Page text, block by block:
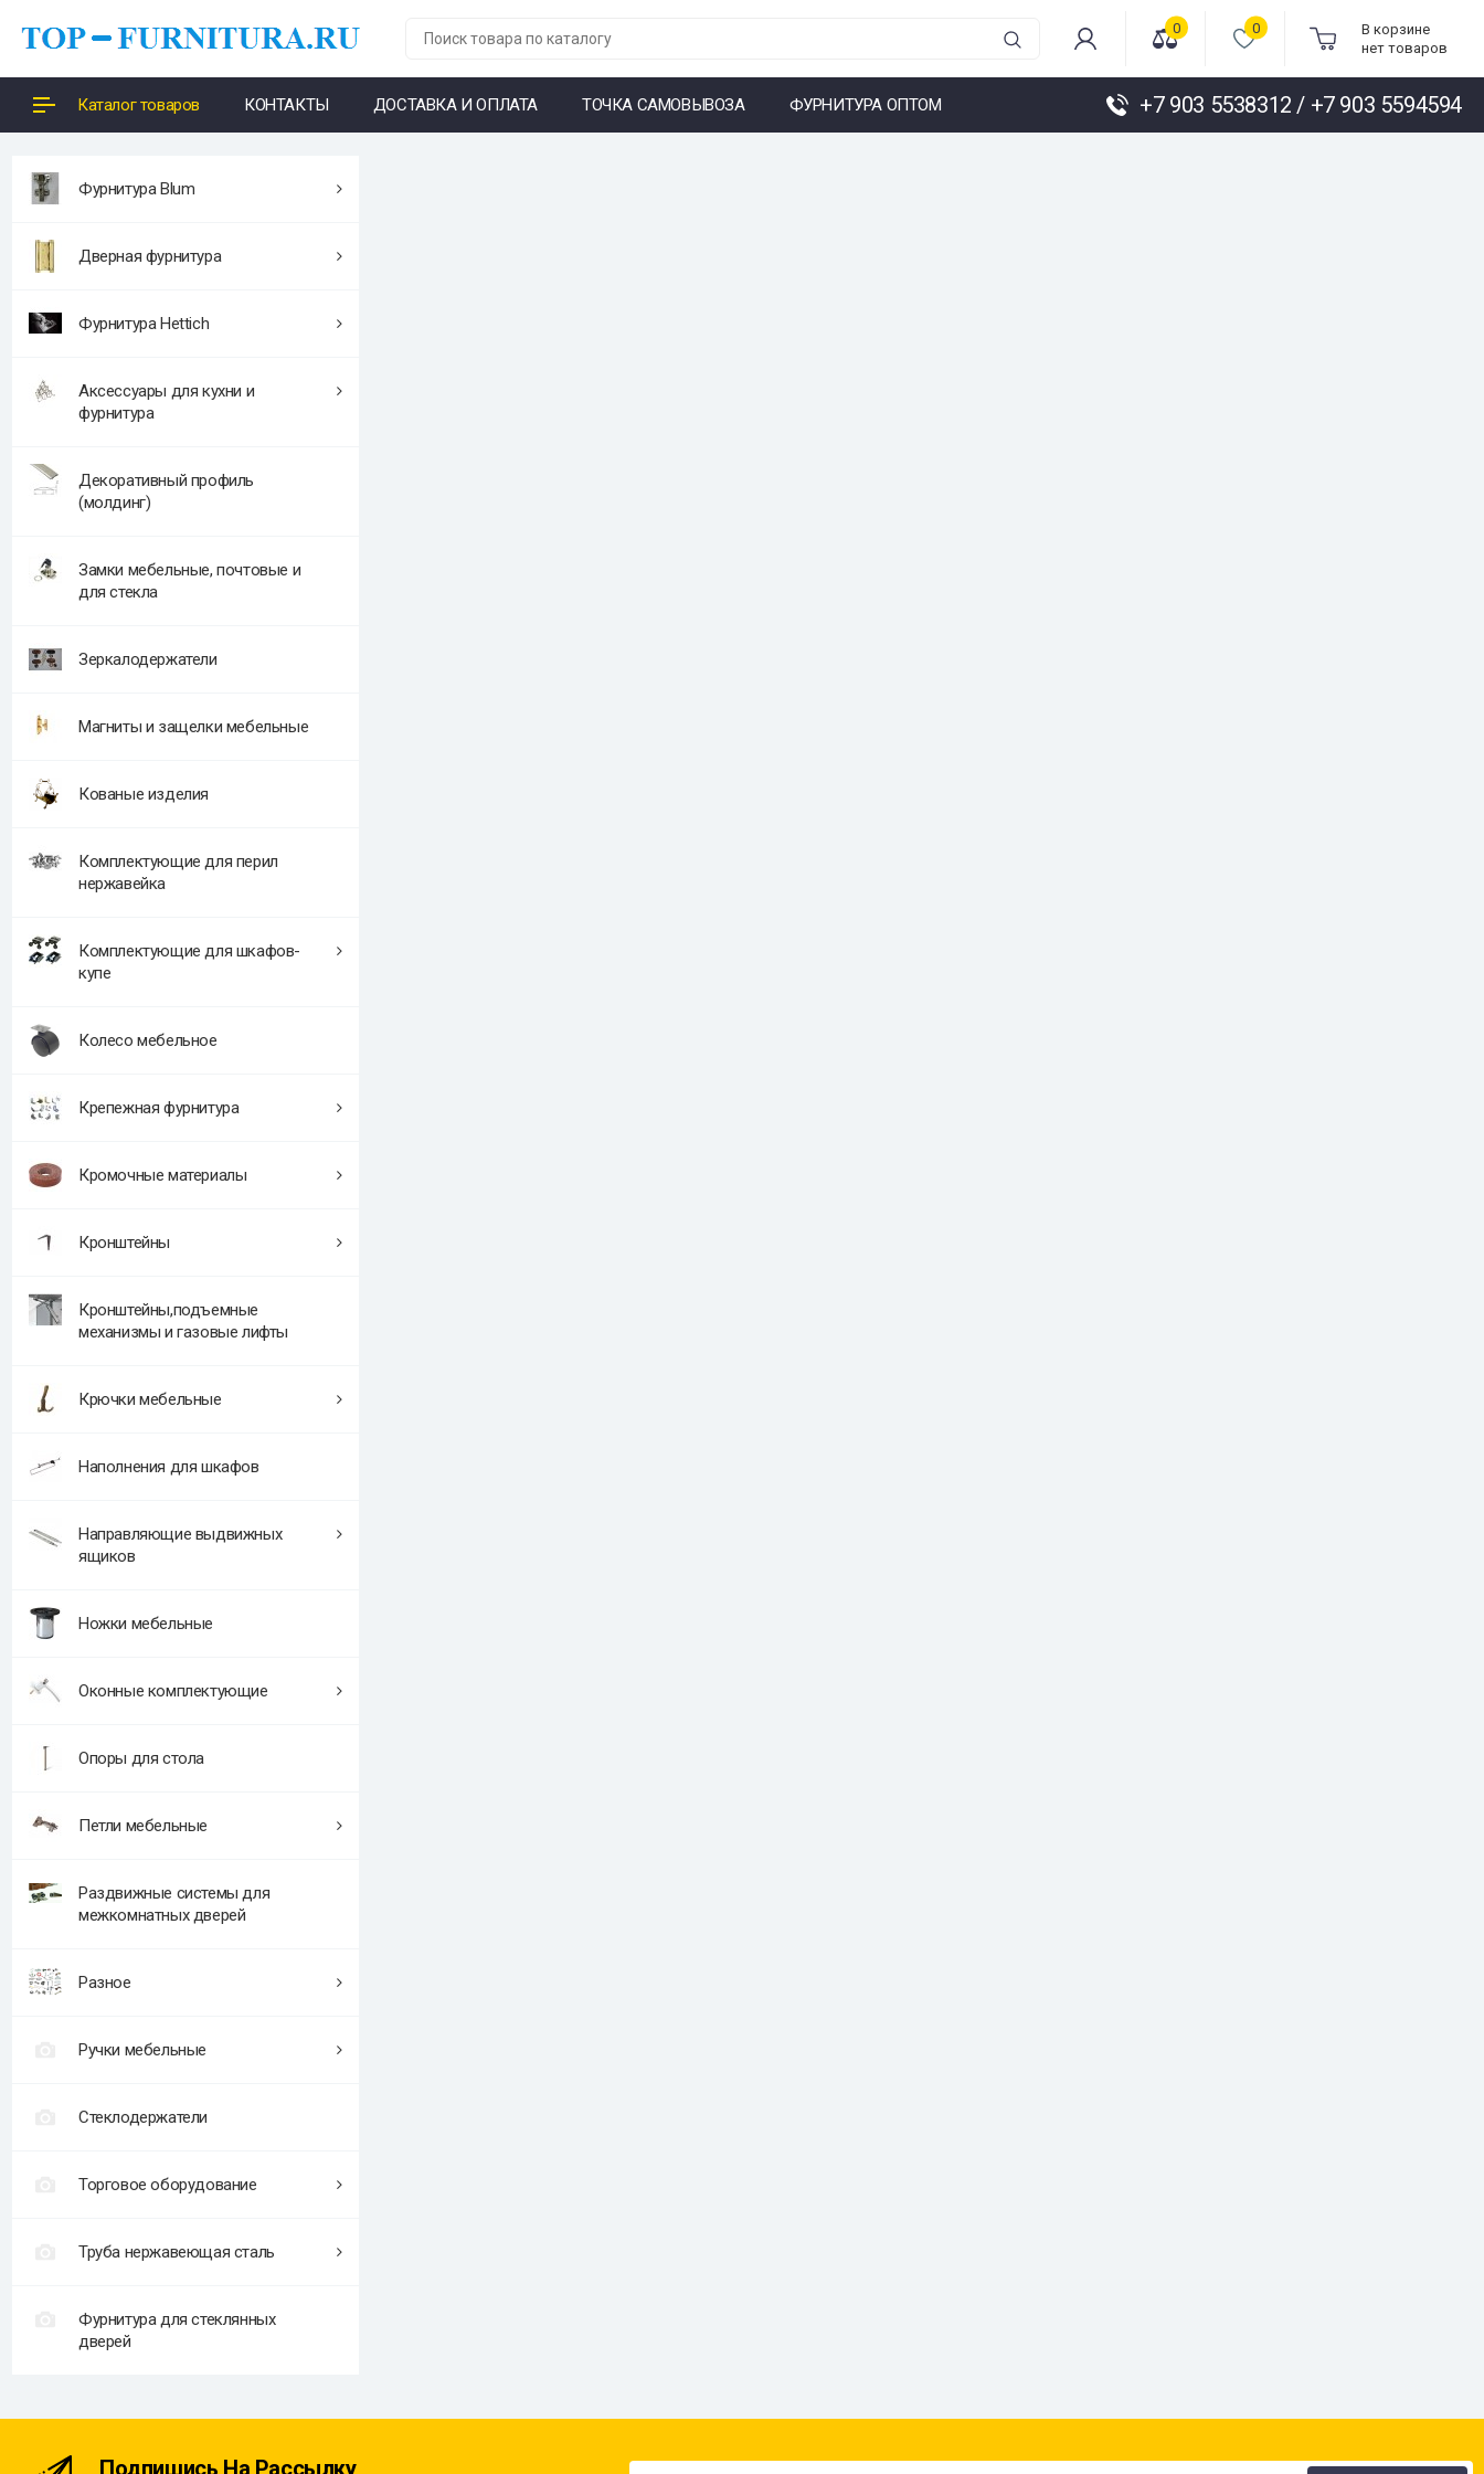
0 0
В корзине
нет товаров
Каталог товаров КОНТАКТЫ ДОСТАВКА И ОПЛАТА ТОЧКА САМОВЫВОЗА ФУРНИТУРА ОПТОМ +7 903 5538312 / +7 903 5594594
Фурнитура Blum
Дверная фурнитура
Фурнитура Hettich
Аксессуары для кухни и
фурнитура
Декоративный профиль
(молдинг)
Замки мебельные, почтовые и
для стекла
Зеркалодержатели
Магниты и защелки мебельные
Кованые изделия
Комплектующие для перил
нержавейка
Комплектующие для шкафов-
купе
Колесо мебельное
Крепежная фурнитура
Кромочные материалы
Кронштейны
Кронштейны,подъемные
механизмы и газовые лифты
Крючки мебельные
Наполнения для шкафов
Направляющие выдвижных
ящиков
Ножки мебельные
Оконные комплектующие
Опоры для стола
Петли мебельные
Раздвижные системы для
межкомнатных дверей
Разное
Ручки мебельные
Стеклодержатели
Торговое оборудование
Труба нержавеющая сталь
Фурнитура для стеклянных
дверей
Подпишись На Рассылку